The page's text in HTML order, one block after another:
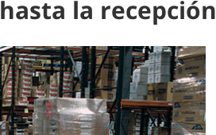
la recepción